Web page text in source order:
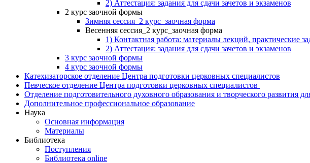
2) Аттестация: задания для сдачи зачетов и экзаменов
2 курс заочной формы
Зимняя сессия_2 курс_заочная форма
Весенняя сессия_2 курс_заочная форма
1) Контактная работа: материалы лекций, практические
2) Аттестация: задания для сдачи зачетов и экзаменов
3 курс заочной формы
4 курс заочной формы
Катехизаторское отделение Центра подготовки церковных специалистов
Певческое отделение Центра подготовки церковных специалистов
Отделение подготовительного духовного образования и творческого
Дополнительное профессиональное образование
Наука
Основная информация
Материалы
Библиотека
Поступления
Библиотека online